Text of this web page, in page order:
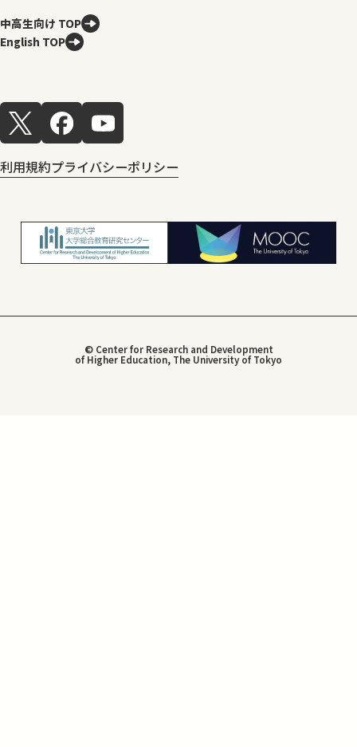
中高生向け TOP
English TOP
利用規約プライバシーポリシー
© Center for Research and Development
of Higher Education, The University of Tokyo